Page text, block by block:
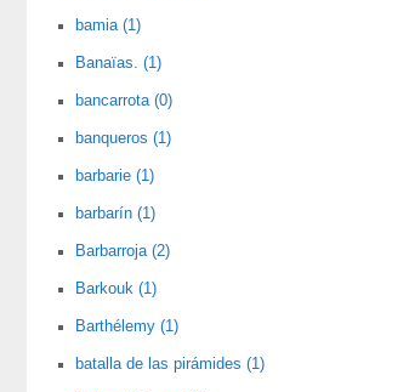
bamia (1)
Banaïas. (1)
bancarrota (0)
banqueros (1)
barbarie (1)
barbarín (1)
Barbarroja (2)
Barkouk (1)
Barthélemy (1)
batalla de las pirámides (1)